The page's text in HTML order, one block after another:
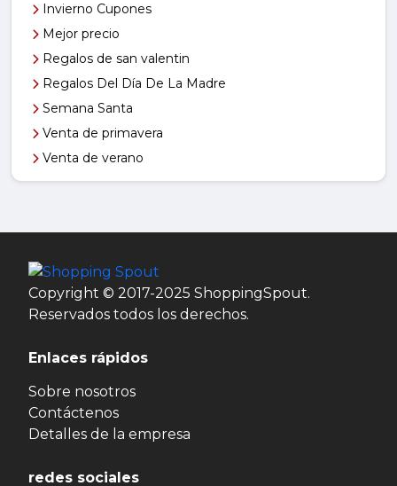
Invierno Cupones
Mejor precio
Regalos de san valentin
Regalos Del Día De La Madre
Semana Santa
Venta de primavera
Venta de verano
Copyright © 2017-2025 ShoppingSpout.
Reservados todos los derechos.
Enlaces rápidos
Sobre nosotros
Contáctenos
Detalles de la empresa
redes sociales